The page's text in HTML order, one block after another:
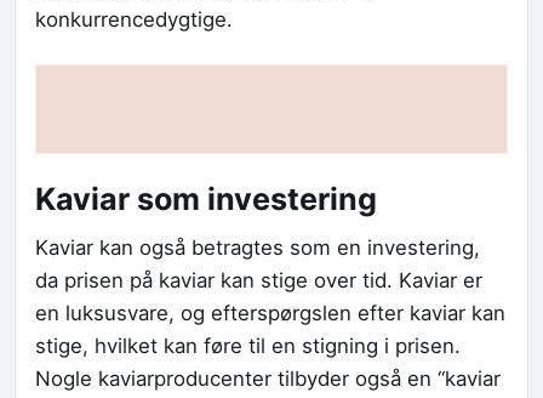
konkurrencedygtige.
Kaviar som investering
Kaviar kan også betragtes som en investering,
da prisen på kaviar kan stige over tid. Kaviar er
en luksusvare, og efterspørgslen efter kaviar kan
stige, hvilket kan føre til en stigning i prisen.
Nogle kaviarproducenter tilbyder også en “kaviar